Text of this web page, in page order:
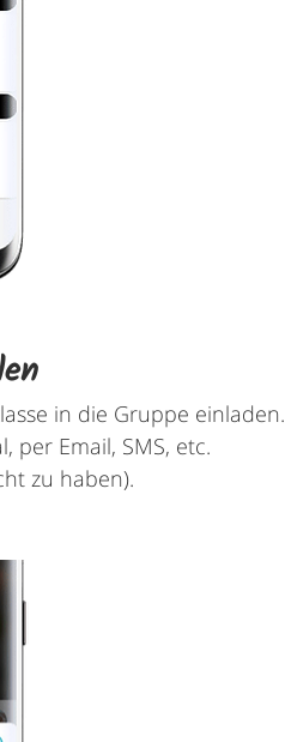
in die Gruppe einladen.
per Email, SMS, etc.
zu haben).